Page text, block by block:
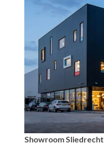
Showroom Sliedrecht